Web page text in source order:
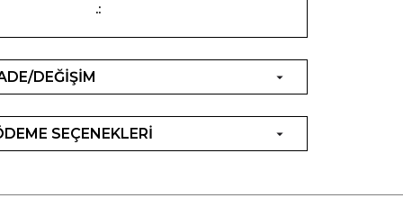
.:
DEĞİŞİM
SEÇENEKLERİ